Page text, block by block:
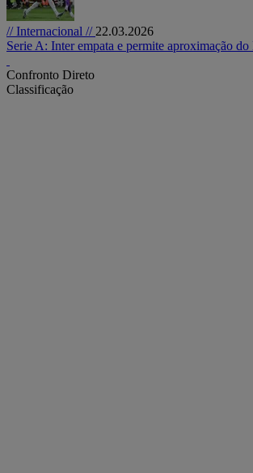
// Internacional // 22.03.2026
Serie A: Inter empata e permite aproximação
Confronto Direto
Classificação